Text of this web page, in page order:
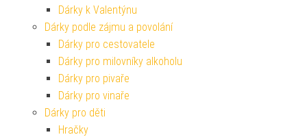
Dárky k Valentýnu
Dárky podle zájmu a povolání
Dárky pro cestovatele
Dárky pro milovníky alkoholu
Dárky pro pivaře
Dárky pro vinaře
Dárky pro děti
Hračky